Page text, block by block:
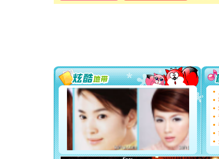
你太多，
要平安
[圣诞节]
能正大
都要快乐
[圣诞节]
如意,快
[元旦]
看
断电。
你是我
[元旦]